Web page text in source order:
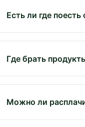
Есть ли где
Где брать
Можно ли